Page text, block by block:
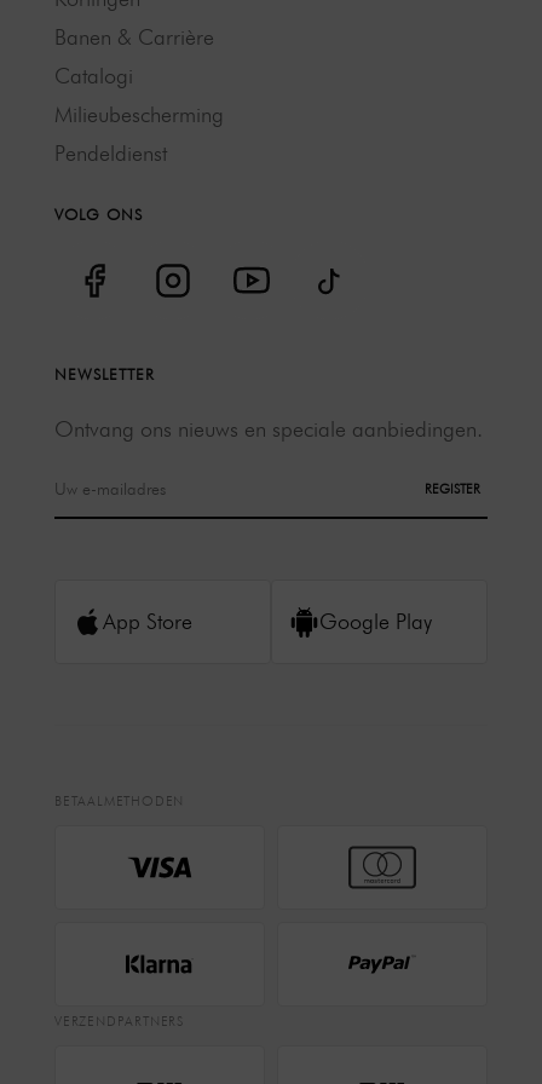
Banen & Carrière
Catalogi
Milieubescherming
Pendeldienst
VOLG ONS
NEWSLETTER
Ontvang ons nieuws en speciale aanbiedingen.
REGISTER
App Store Google Play
BETAALMETHODEN
VERZENDPARTNERS